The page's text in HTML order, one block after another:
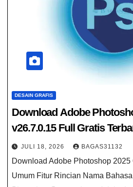
DESAIN GRAFIS
Download Adobe
v26.7.0.15 Full Gratis
JULI 18, 2026 BAGAS31132
Download Adobe Photoshop 2025
Umum Fitur Rincian Nama